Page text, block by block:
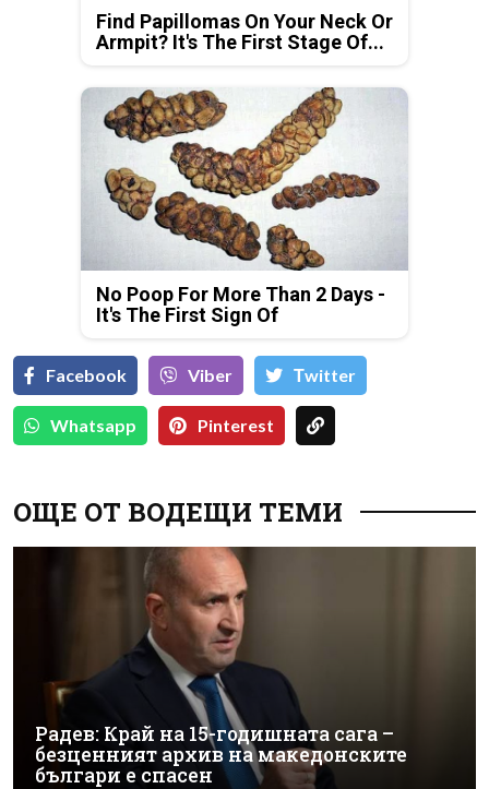
Find Papillomas On Your Neck Or
Armpit? It's The First Stage Of...
No Poop For More Than 2 Days -
It's The First Sign Of
Facebook Viber Тwitter
Whatsapp Pinterest
ОЩЕ ОТ ВОДЕЩИ ТЕМИ
Радев: Край на 15-годишната сага –
безценният архив на македонските
българи е спасен